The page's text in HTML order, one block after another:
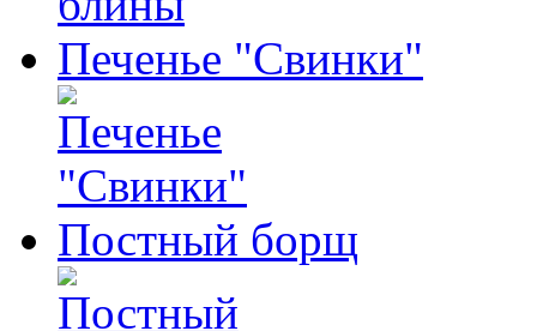
Печенье "Свинки"
Постный борщ